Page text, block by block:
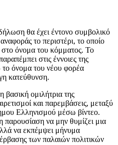
θα έχει έντονο συμβολικό
το περιστέρι, το οποίο
στο όνομα του κόμματος. Το
στις έννοιες της
το όνομα του νέου φορέα
κατεύθυνση.
ομιλήτρια της
και παρεμβάσεις, μεταξύ
Ελληνισμού μέσω βίντεο.
παρουσίαση να μην θυμίζει μια
να εκπέμψει μήνυμα
των παλαιών πολιτικών